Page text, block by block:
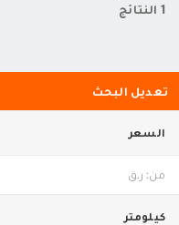
1 النتائج
تعديل البحث
السعر
كيلومتر